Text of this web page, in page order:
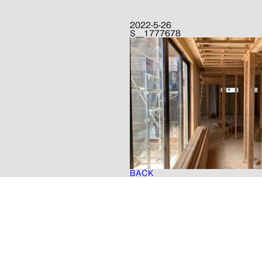
2022-5-26
S__1777678
BACK